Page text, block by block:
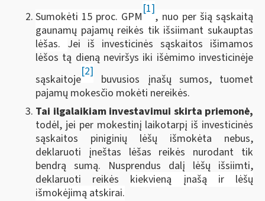
Sumokėti 15 proc. GPM
[1]
, nuo per šią sąskaitą
gaunamų pajamų reikės tik išsiimant sukauptas
lėšas. Jei iš investicinės sąskaitos išimamos
lėšos tą dieną neviršys iki išėmimo investicinėje
sąskaitoje
[2]
buvusios įnašų sumos, tuomet
pajamų mokesčio mokėti nereikės.
Tai ilgalaikiam investavimui skirta priemonė,
todėl, jei per mokestinį laikotarpį iš investicinės
sąskaitos piniginių lėšų išmokėta nebus,
deklaruoti įneštas lėšas reikės nurodant tik
bendrą sumą. Nusprendus dalį lėšų išsiimti,
deklaruoti reikės kiekvieną įnašą ir lėšų
išmokėjimą atskirai.